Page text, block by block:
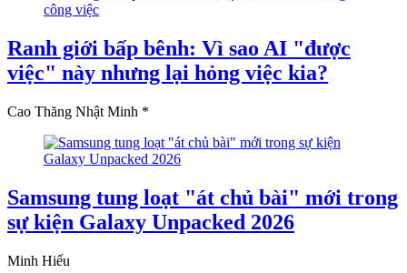
Ranh giới bấp bênh: Vì sao AI "được
việc" này nhưng lại hỏng việc kia?
Cao Thăng Nhật Minh *
Samsung tung loạt "át chủ bài" mới trong
sự kiện Galaxy Unpacked 2026
Minh Hiếu